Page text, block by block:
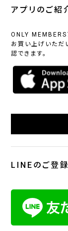
アプリのご紹
ONLY MEMBERS
お買い上げいただ
認できます。
LINEのご登録